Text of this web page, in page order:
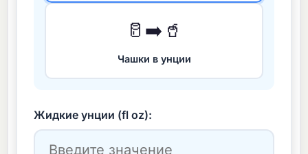
🥛➡️🥤
Чашки в унции
Жидкие унции (fl oz):